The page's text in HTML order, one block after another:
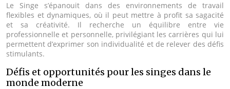
Le Singe s’épanouit dans des environnements de travail
flexibles et dynamiques, où il peut mettre à profit sa sagacité
et sa créativité. Il recherche un équilibre entre vie
professionnelle et personnelle, privilégiant les carrières qui lui
permettent d’exprimer son individualité et de relever des défis
stimulants.
Défis et opportunités pour les singes dans le
monde moderne